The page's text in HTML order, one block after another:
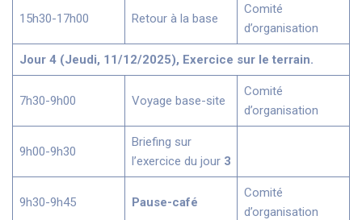
15h30-17h00 Retour à la base
Comité
d’organisation
Jour 4 (Jeudi, 11/12/2025), Exercice sur le terrain.
7h30-9h00 Voyage base-site
Comité
d’organisation
9h00-9h30
Briefing sur
l’exercice du jour 3
9h30-9h45 Pause-café
Comité
d’organisation